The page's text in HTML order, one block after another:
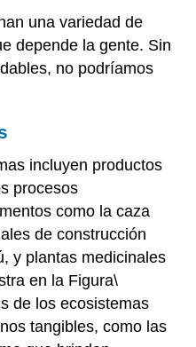
una variedad de
depende la gente. Sin
no podríamos
incluyen productos
procesos
como la caza
de construcción
y plantas medicinales
en la Figura\
de los ecosistemas
tangibles, como las